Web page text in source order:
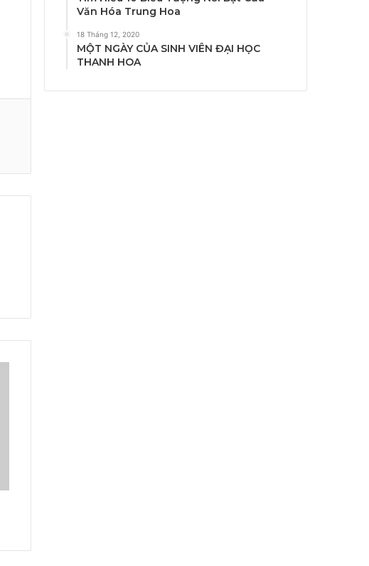
Văn Hóa Trung Hoa
18 Tháng 12, 2020
MỘT NGÀY CỦA SINH VIÊN ĐẠI HỌC
THANH HOA